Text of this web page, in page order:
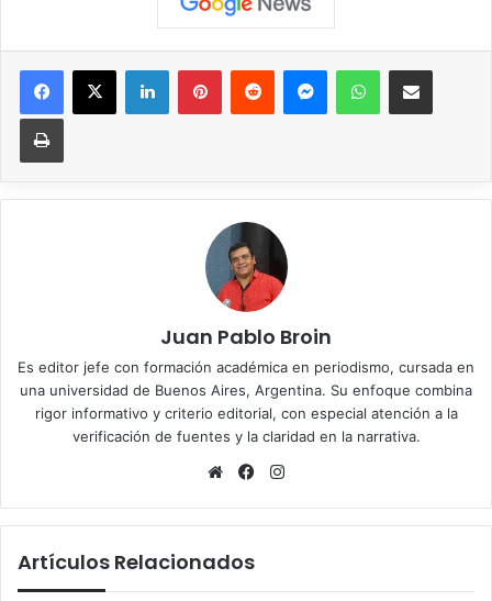
Facebook
X LinkedInPinterestReddit MessengerWhatsAppCompartir vía correo
Imprimir
Juan Pablo Broin
Es editor jefe con formación académica en periodismo, cursada en
una universidad de Buenos Aires, Argentina. Su enfoque combina
rigor informativo y criterio editorial, con especial atención a la
verificación de fuentes y la claridad en la narrativa.
Sitio
Facebook
Artículos Relacionados